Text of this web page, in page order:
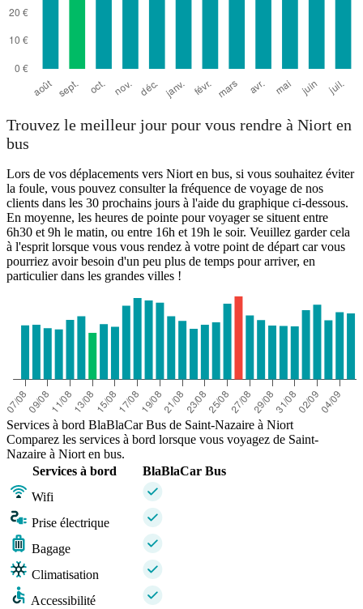
Trouvez le meilleur jour pour vous rendre à Niort en
bus
Lors de vos déplacements vers Niort en bus, si vous souhaitez éviter
la foule, vous pouvez consulter la fréquence de voyage de nos
clients dans les 30 prochains jours à l'aide du graphique ci-dessous.
En moyenne, les heures de pointe pour voyager se situent entre
6h30 et 9h le matin, ou entre 16h et 19h le soir. Veuillez garder cela
à l'esprit lorsque vous vous rendez à votre point de départ car vous
pourriez avoir besoin d'un peu plus de temps pour arriver, en
particulier dans les grandes villes !
Services à bord BlaBlaCar Bus de Saint-Nazaire à Niort
Comparez les services à bord lorsque vous voyagez de Saint-
Nazaire à Niort en bus.
Services à bord
BlaBlaCar Bus
Wifi
Prise électrique
Bagage
Climatisation
Accessibilité